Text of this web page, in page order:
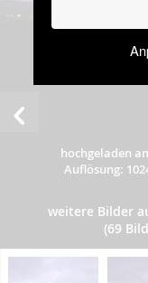
hochgeladen
Auflösung:
weitere Bilder
(69